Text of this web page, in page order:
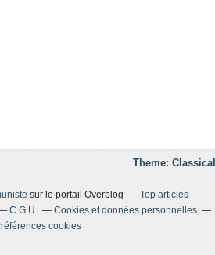
Theme:
sur le portail Overblog
Top articles
C.G.U.
Cookies et données personnelles
cookies